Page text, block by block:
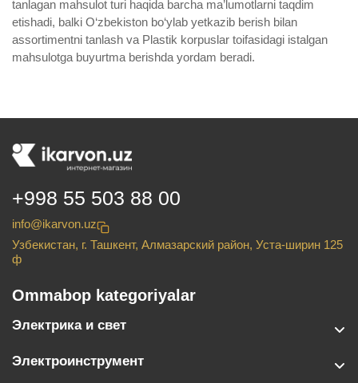
tanlagan mahsulot turi haqida barcha ma’lumotlarni taqdim
etishadi, balki O‘zbekiston bo‘ylab yetkazib berish bilan
assortimentni tanlash va Plastik korpuslar toifasidagi istalgan
mahsulotga buyurtma berishda yordam beradi.
+998 55 503 88 00
info@ikarvon.uz
Узбекистан, г. Ташкент, Алмазарский район, Уста-ширин 125
ф
Ommabop kategoriyalar
Электрика и свет
Электроинструмент